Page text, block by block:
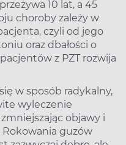
10 lat, a 45
choroby zależy w
czyli od jego
oraz dbałości o
z PZT rozwija
w sposób radykalny,
wyleczenie
objawy i
Rokowania guzów